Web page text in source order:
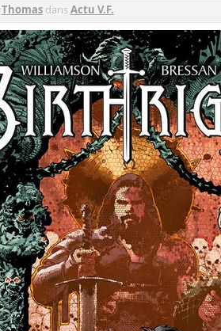
Thomas dansActu V.F.